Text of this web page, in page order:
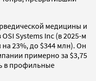
медицины и
Systems Inc (в 2025-м
23%, до $344 млн). Он
примерно за $3,75
в профильные